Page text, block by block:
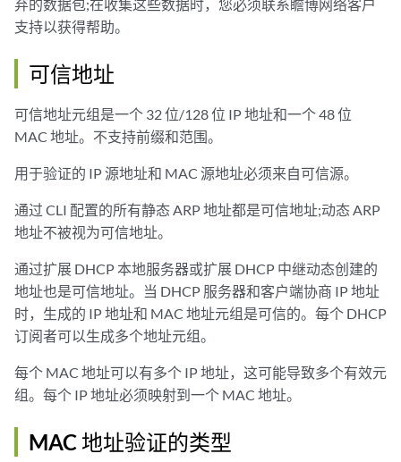
弃的数据包;在收集这些数据时，您必须联系瞻博网络客户
支持以获得帮助。
可信地址
可信地址元组是一个 32 位/128 位 IP 地址和一个 48 位
MAC 地址。不支持前缀和范围。
用于验证的 IP 源地址和 MAC 源地址必须来自可信源。
通过 CLI 配置的所有静态 ARP 地址都是可信地址;动态 ARP
地址不被视为可信地址。
通过扩展 DHCP 本地服务器或扩展 DHCP 中继动态创建的
地址也是可信地址。当 DHCP 服务器和客户端协商 IP 地址
时，生成的 IP 地址和 MAC 地址元组是可信的。每个 DHCP
订阅者可以生成多个地址元组。
每个 MAC 地址可以有多个 IP 地址，这可能导致多个有效元
组。每个 IP 地址必须映射到一个 MAC 地址。
MAC 地址验证的类型